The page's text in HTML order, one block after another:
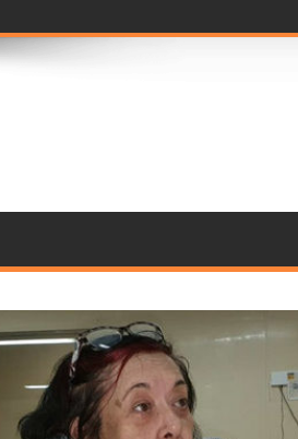
comissão de frente do Carnav